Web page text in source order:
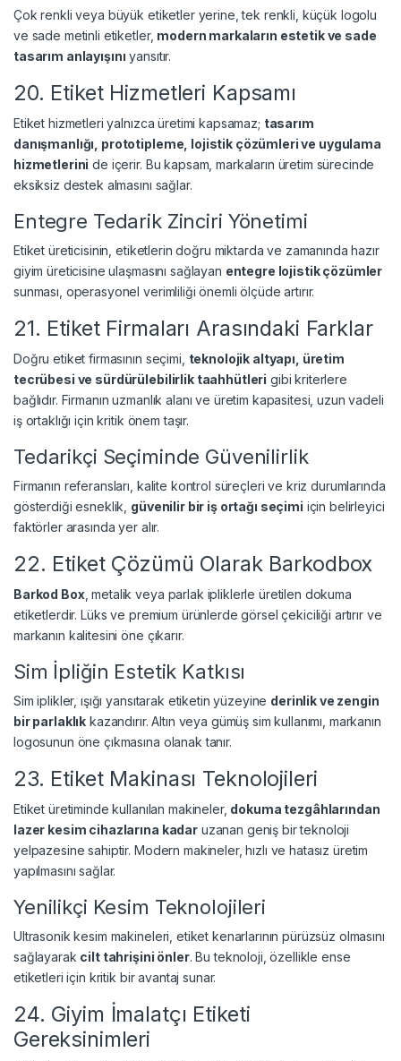
Çok renkli veya büyük etiketler yerine, tek renkli, küçük logolu
ve sade metinli etiketler, modern markaların estetik ve sade
tasarım anlayışını yansıtır.
20. Etiket Hizmetleri Kapsamı
Etiket hizmetleri yalnızca üretimi kapsamaz; tasarım
danışmanlığı, prototipleme, lojistik çözümleri ve uygulama
hizmetlerini de içerir. Bu kapsam, markaların üretim sürecinde
eksiksiz destek almasını sağlar.
Entegre Tedarik Zinciri Yönetimi
Etiket üreticisinin, etiketlerin doğru miktarda ve zamanında hazır
giyim üreticisine ulaşmasını sağlayan entegre lojistik çözümler
sunması, operasyonel verimliliği önemli ölçüde artırır.
21. Etiket Firmaları Arasındaki Farklar
Doğru etiket firmasının seçimi, teknolojik altyapı, üretim
tecrübesi ve sürdürülebilirlik taahhütleri gibi kriterlere
bağlıdır. Firmanın uzmanlık alanı ve üretim kapasitesi, uzun vadeli
iş ortaklığı için kritik önem taşır.
Tedarikçi Seçiminde Güvenilirlik
Firmanın referansları, kalite kontrol süreçleri ve kriz durumlarında
gösterdiği esneklik, güvenilir bir iş ortağı seçimi için belirleyici
faktörler arasında yer alır.
22. Etiket Çözümü Olarak Barkodbox
Barkod Box , metalik veya parlak ipliklerle üretilen dokuma
etiketlerdir. Lüks ve premium ürünlerde görsel çekiciliği artırır ve
markanın kalitesini öne çıkarır.
Sim İpliğin Estetik Katkısı
Sim iplikler, ışığı yansıtarak etiketin yüzeyine derinlik ve zengin
bir parlaklık kazandırır. Altın veya gümüş sim kullanımı, markanın
logosunun öne çıkmasına olanak tanır.
23. Etiket Makinası Teknolojileri
Etiket üretiminde kullanılan makineler, dokuma tezgâhlarından
lazer kesim cihazlarına kadaruzanan geniş bir teknoloji
yelpazesine sahiptir. Modern makineler, hızlı ve hatasız üretim
yapılmasını sağlar.
Yenilikçi Kesim Teknolojileri
Ultrasonik kesim makineleri, etiket kenarlarının pürüzsüz olmasını
sağlayarak cilt tahrişini önler. Bu teknoloji, özellikle ense
etiketleri için kritik bir avantaj sunar.
24. Giyim İmalatçı Etiketi
Gereksinimleri